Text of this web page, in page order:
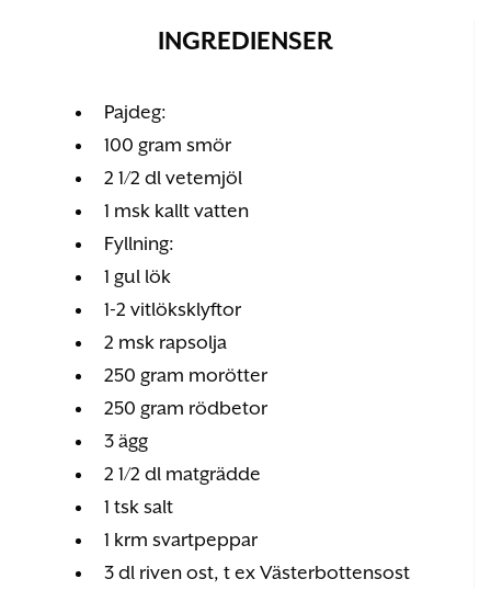
INGREDIENSER
Pajdeg:
100 gram smör
2 1/2 dl vetemjöl
1 msk kallt vatten
Fyllning:
1 gul lök
1-2 vitlöksklyftor
2 msk rapsolja
250 gram morötter
250 gram rödbetor
3 ägg
2 1/2 dl matgrädde
1 tsk salt
1 krm svartpeppar
3 dl riven ost, t ex Västerbottensost